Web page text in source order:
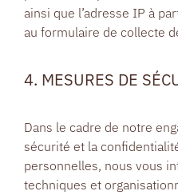
ainsi que l’adresse IP à
au formulaire de collecte
4. MESURES DE
Dans le cadre de notre
sécurité et la
personnelles, nous vous
techniques et